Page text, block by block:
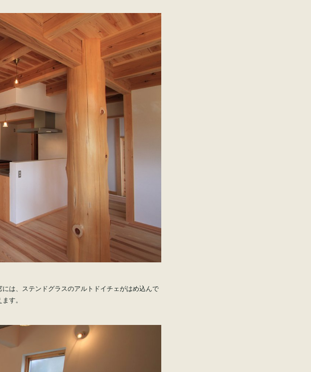
は、ステンドグラスのアルトドイチェがはめ込んで
す。